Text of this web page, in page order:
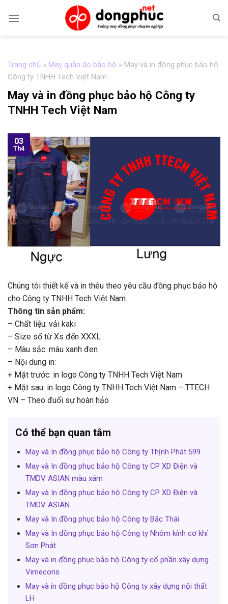
Trang chủ » May quần áo bảo hộ » May và in đồng phục bảo hộ
Công ty TNHH Tech Việt Nam
May và in đồng phục bảo hộ Công ty
TNHH Tech Việt Nam
03
Th4
Chúng tôi thiết kế và in thêu theo yêu cầu đồng phục bảo hộ
cho Công ty TNHH Tech Việt Nam.
Thông tin sản phẩm:
– Chất liệu: vải kaki
– Size số từ Xs đến XXXL
– Màu sắc: màu xanh đen
– Nội dung in:
+ Mặt trước: in logo Công ty TNHH Tech Việt Nam
+ Mặt sau: in logo Công ty TNHH Tech Việt Nam – TTECH
VN – Theo đuổi sự hoàn hảo
Có thể bạn quan tâm
May và In đồng phục bảo hộ Công ty Thịnh Phát 599
May và In đồng phục bảo hộ Công ty CP XD Điện và
TMDV ASIAN màu xám
May và In đồng phục bảo hộ Công ty CP XD Điện và
TMDV ASIAN
May và In đồng phục bảo hộ Công ty Bắc Thái
May và In đồng phục bảo hộ Công ty Nhôm kính cơ khí
Sơn Phát
May và in đồng phục bảo hộ Công ty cổ phần xây dựng
Vimecons
May và in đồng phục bảo hộ Công ty xây dựng nội thất
LH